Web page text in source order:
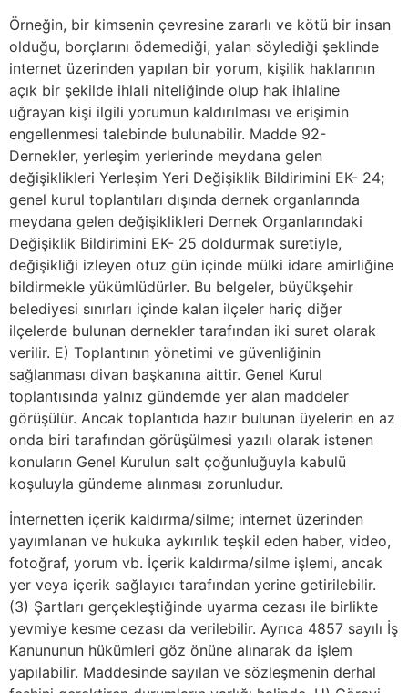
Örneğin, bir kimsenin çevresine zararlı ve kötü bir insan
olduğu, borçlarını ödemediği, yalan söylediği şeklinde
internet üzerinden yapılan bir yorum, kişilik haklarının
açık bir şekilde ihlali niteliğinde olup hak ihlaline
uğrayan kişi ilgili yorumun kaldırılması ve erişimin
engellenmesi talebinde bulunabilir. Madde 92-
Dernekler, yerleşim yerlerinde meydana gelen
değişiklikleri Yerleşim Yeri Değişiklik Bildirimini EK- 24;
genel kurul toplantıları dışında dernek organlarında
meydana gelen değişiklikleri Dernek Organlarındaki
Değişiklik Bildirimini EK- 25 doldurmak suretiyle,
değişikliği izleyen otuz gün içinde mülki idare amirliğine
bildirmekle yükümlüdürler. Bu belgeler, büyükşehir
belediyesi sınırları içinde kalan ilçeler hariç diğer
ilçelerde bulunan dernekler tarafından iki suret olarak
verilir. E) Toplantının yönetimi ve güvenliğinin
sağlanması divan başkanına aittir. Genel Kurul
toplantısında yalnız gündemde yer alan maddeler
görüşülür. Ancak toplantıda hazır bulunan üyelerin en az
onda biri tarafından görüşülmesi yazılı olarak istenen
konuların Genel Kurulun salt çoğunluğuyla kabulü
koşuluyla gündeme alınması zorunludur.
İnternetten içerik kaldırma/silme; internet üzerinden
yayımlanan ve hukuka aykırılık teşkil eden haber, video,
fotoğraf, yorum vb. İçerik kaldırma/silme işlemi, ancak
yer veya içerik sağlayıcı tarafından yerine getirilebilir.
(3) Şartları gerçekleştiğinde uyarma cezası ile birlikte
yevmiye kesme cezası da verilebilir. Ayrıca 4857 sayılı İş
Kanununun hükümleri göz önüne alınarak da işlem
yapılabilir. Maddesinde sayılan ve sözleşmenin derhal